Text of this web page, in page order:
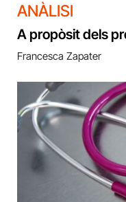
ANÀLISI
A propòsit dels
Francesca Zapater